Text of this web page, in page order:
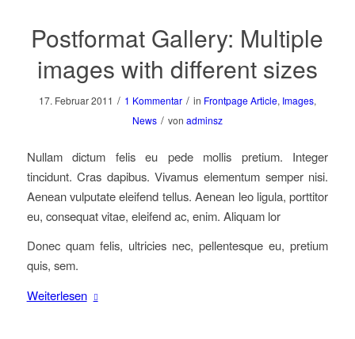
Postformat Gallery: Multiple
images with different sizes
17. Februar 2011 / 1 Kommentar / in Frontpage Article, Images,
News / von adminsz
Nullam dictum felis eu pede mollis pretium. Integer
tincidunt. Cras dapibus. Vivamus elementum semper nisi.
Aenean vulputate eleifend tellus. Aenean leo ligula, porttitor
eu, consequat vitae, eleifend ac, enim. Aliquam lor
Donec quam felis, ultricies nec, pellentesque eu, pretium
quis, sem.
Weiterlesen